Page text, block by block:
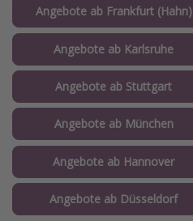
Angebote ab Frankfurt (Hahn)
Angebote ab Karlsruhe
Angebote ab Stuttgart
Angebote ab München
Angebote ab Hannover
Angebote ab Düsseldorf